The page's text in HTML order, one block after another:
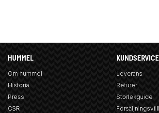
HUMMEL
Om hummel
Historia
Press
CSR
KUNDSERVICE
Leverans
Returer
Storlekguide